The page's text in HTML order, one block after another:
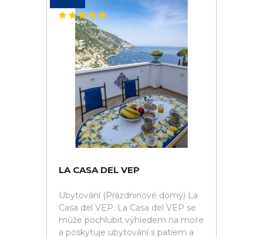
LA CASA DEL VEP
Ubytování (Prázdninové domy) La
Casa del VEP. La Casa del VEP se
může pochlubit výhledem na moře
a poskytuje ubytování s patiem a